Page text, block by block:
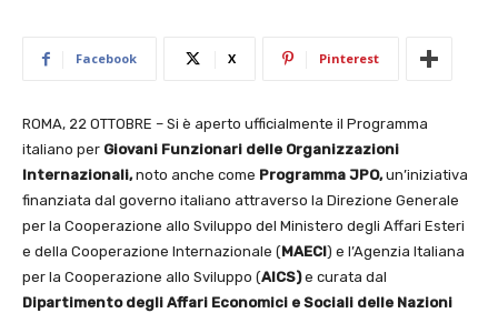
Facebook X Pinterest
ROMA, 22 OTTOBRE – Si è aperto ufficialmente il Programma
italiano per Giovani Funzionari delle Organizzazioni
Internazionali,noto anche come Programma JPO,un’iniziativa
finanziata dal governo italiano attraverso la Direzione Generale
per la Cooperazione allo Sviluppo del Ministero degli Affari Esteri
e della Cooperazione Internazionale (MAECI) e l’Agenzia Italiana
per la Cooperazione allo Sviluppo (AICS)e curata dal
Dipartimento degli Affari Economici e Sociali delle Nazioni